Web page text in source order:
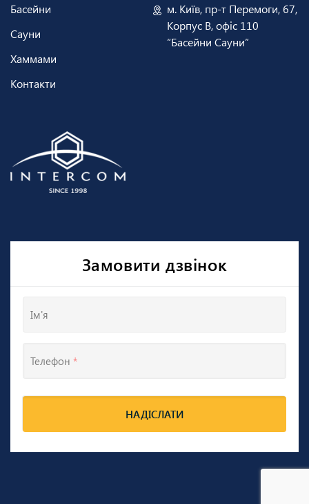
Басейни
Сауни
Хаммами
Контакти
м. Київ, пр-т Перемоги, 67,
Корпус В, офіс 110
“Басейни Сауни”
Замовити дзвінок
Ім'я
Телефон *
НАДІСЛАТИ